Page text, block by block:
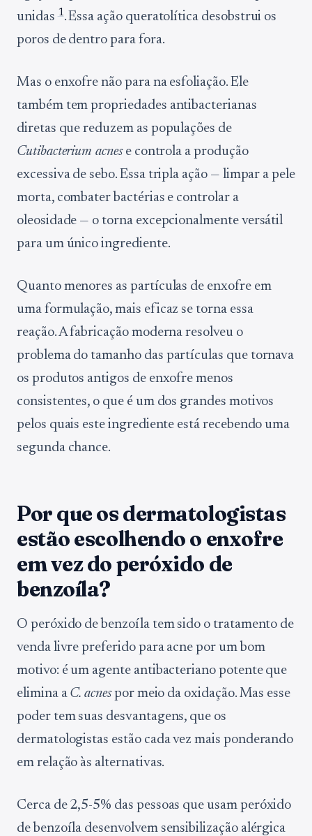
unidas 1. Essa ação queratolítica desobstrui os
poros de dentro para fora.
Mas o enxofre não para na esfoliação. Ele
também tem propriedades antibacterianas
diretas que reduzem as populações de
Cutibacterium acnese controla a produção
excessiva de sebo. Essa tripla ação — limpar a pele
morta, combater bactérias e controlar a
oleosidade — o torna excepcionalmente versátil
para um único ingrediente.
Quanto menores as partículas de enxofre em
uma formulação, mais eficaz se torna essa
reação. A fabricação moderna resolveu o
problema do tamanho das partículas que tornava
os produtos antigos de enxofre menos
consistentes, o que é um dos grandes motivos
pelos quais este ingrediente está recebendo uma
segunda chance.
Por que os dermatologistas
estão escolhendo o enxofre
em vez do peróxido de
benzoíla?
O peróxido de benzoíla tem sido o tratamento de
venda livre preferido para acne por um bom
motivo: é um agente antibacteriano potente que
elimina a C. acnespor meio da oxidação. Mas esse
poder tem suas desvantagens, que os
dermatologistas estão cada vez mais ponderando
em relação às alternativas.
Cerca de 2,5-5% das pessoas que usam peróxido
de benzoíla desenvolvem sensibilização alérgica